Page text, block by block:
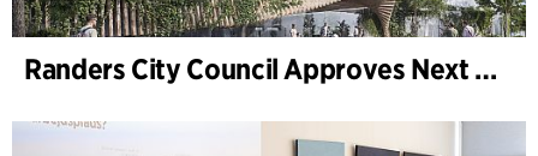
Randers City Council Approves Next Phase of Randers Regnskov (Tropical Zoo) Expansion